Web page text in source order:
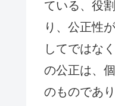
ている、役
り、公正性
してではな
の公正は、
のものであ